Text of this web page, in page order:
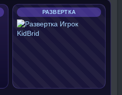
РАЗВЕРТКА